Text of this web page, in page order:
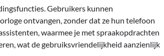
Gebruikers kunnen
ontvangen, zonder dat ze hun telefoon
waarmee je met spraakopdrachten
wat de gebruiksvriendelijkheid aanzienlijk